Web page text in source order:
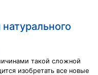
такой сложной
изобретать все новые